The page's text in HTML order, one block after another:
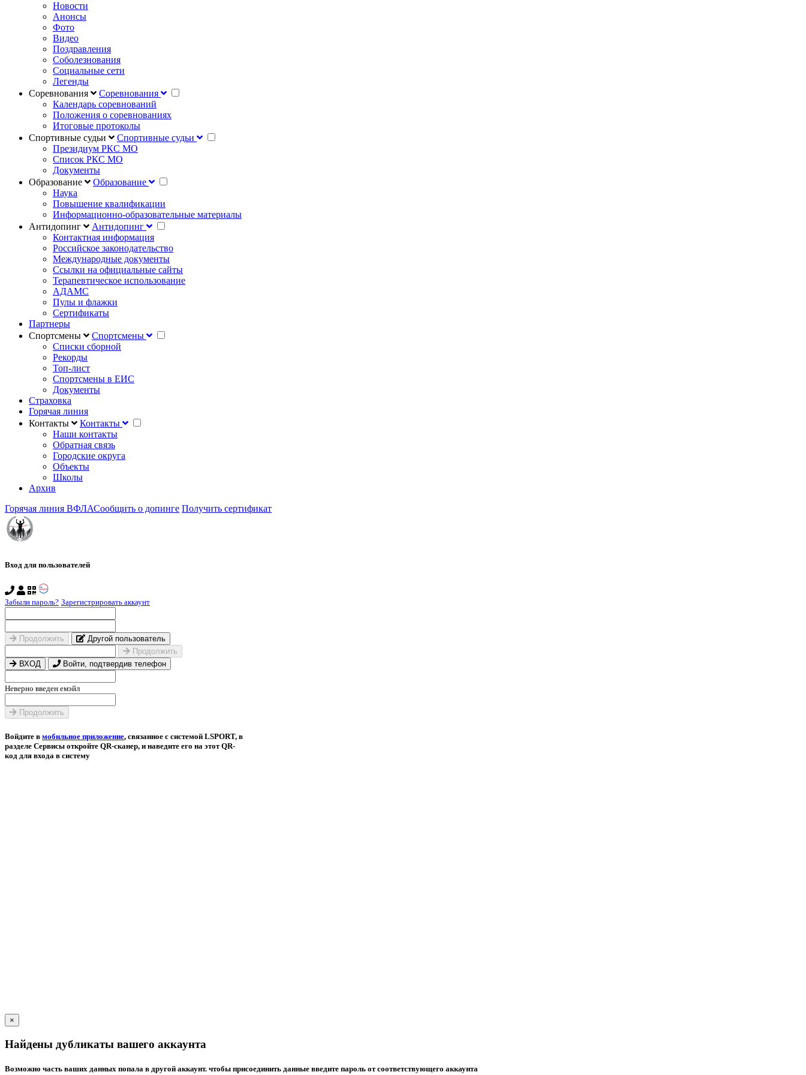
Новости
Анонсы
Фото
Видео
Поздравления
Соболезнования
Социальные сети
Легенды
Соревнования
Соревнования
Календарь соревнований
Положения о соревнованиях
Итоговые протоколы
Спортивные судьи
Спортивные судьи
Президиум РКС МО
Список РКС МО
Документы
Образование
Образование
Наука
Повышение квалификации
Информационно-образовательные материалы
Антидопинг
Антидопинг
Контактная информация
Российское законодательство
Международные документы
Ссылки на официальные сайты
Терапевтическое использование
АДАМС
Пулы и флажки
Сертификаты
Партнеры
Спортсмены
Спортсмены
Списки сборной
Рекорды
Топ-лист
Спортсмены в ЕИС
Документы
Страховка
Горячая линия
Контакты
Контакты
Наши контакты
Обратная связь
Городские округа
Объекты
Школы
Архив
Горячая линия ВФЛАСообщить о допинге Получить сертификат
Вход для пользователей
Забыли пароль? Зарегистрировать аккаунт
Продолжить
Другой пользователь
Продолжить
ВХОД
Войти, подтвердив телефон
Неверно введен емэйл
Продолжить
Войдите в мобильное приложение, связанное с системой LSPORT, в
разделе Сервисы откройте QR-сканер, и наведите его на этот QR-
код для входа в систему
×
Найдены дубликаты вашего аккаунта
Возможно часть ваших данных попала в другой аккаунт. чтобы присоединить данные введите пароль от соответствующего аккаунта